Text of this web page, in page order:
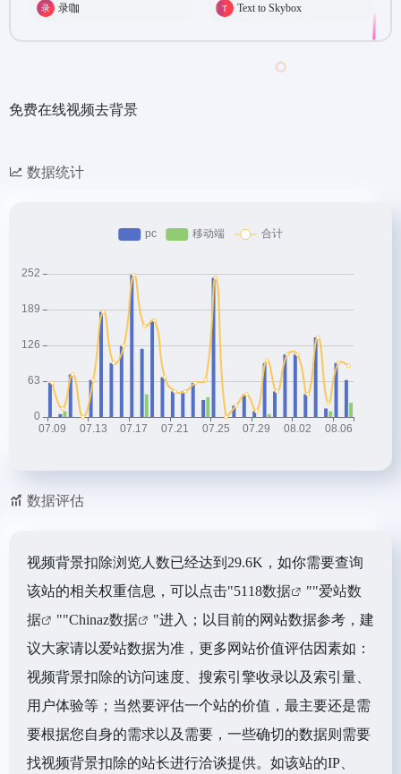
录咖 Text to Skybox
免费在线视频去背景
数据统计
数据评估
视频背景扣除浏览人数已经达到29.6K，如你需要查询
该站的相关权重信息，可以点击"5118数据 ""爱站数
据
""Chinaz数据
"进入；以目前的网站数据参考，建
议大家请以爱站数据为准，更多网站价值评估因素如：
视频背景扣除的访问速度、搜索引擎收录以及索引量、
用户体验等；当然要评估一个站的价值，最主要还是需
要根据您自身的需求以及需要，一些确切的数据则需要
找视频背景扣除的站长进行洽谈提供。如该站的IP、